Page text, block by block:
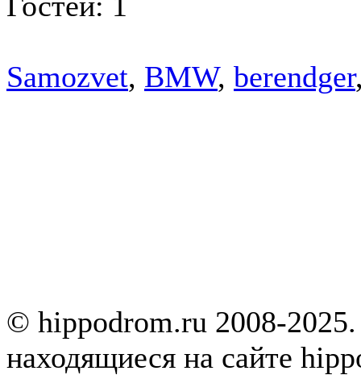
Samozvet, BMW, berendger
© hippodrom.ru 2008-
находящиеся на сайте